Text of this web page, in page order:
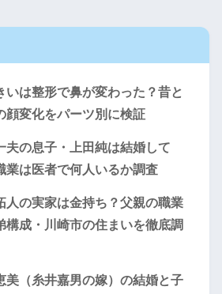
いは整形で鼻が変わった？昔と
顔変化をパーツ別に検証
夫の息子・上田純は結婚して
業は医者で何人いるか調査
人の実家は金持ち？父親の職業
構成・川崎市の住まいを徹底調
美（糸井嘉男の嫁）の結婚と子